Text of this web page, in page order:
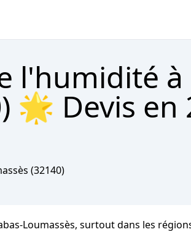
l'humidité à
🌟 Devis en
(32140)
Loumassès, surtout dans les